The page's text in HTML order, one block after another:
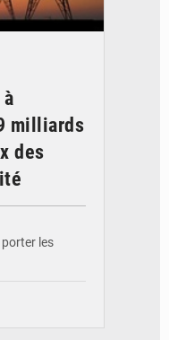
milliards
des
les